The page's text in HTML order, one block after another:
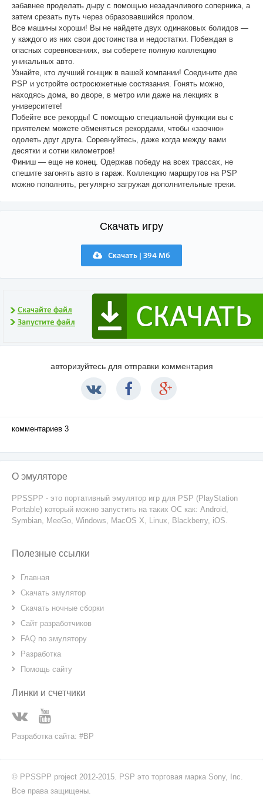
забавнее проделать дыру с помощью незадачливого соперника, а
затем срезать путь через образовавшийся пролом.
Все машины хороши! Вы не найдете двух одинаковых болидов —
у каждого из них свои достоинства и недостатки. Побеждая в
опасных соревнованиях, вы соберете полную коллекцию
уникальных авто.
Узнайте, кто лучший гонщик в вашей компании! Соедините две
PSP и устройте остросюжетные состязания. Гонять можно,
находясь дома, во дворе, в метро или даже на лекциях в
университете!
Побейте все рекорды! С помощью специальной функции вы с
приятелем можете обменяться рекордами, чтобы «заочно»
одолеть друг друга. Соревнуйтесь, даже когда между вами
десятки и сотни километров!
Финиш — еще не конец. Одержав победу на всех трассах, не
спешите загонять авто в гараж. Коллекцию маршрутов на PSP
можно пополнять, регулярно загружая дополнительные треки.
Скачать игру
Скачать | 394 Мб
авторизуйтесь для отправки комментария
комментариев 3
О эмуляторе
PPSSPP - это портативный эмулятор игр для PSP (PlayStation
Portable) который можно запустить на таких ОС как: Android,
Symbian, MeeGo, Windows, MacOS X, Linux, Blackberry, iOS.
Полезные ссылки
Главная
Скачать эмулятор
Скачать ночные сборки
Сайт разработчиков
FAQ по эмулятору
Разработка
Помощь сайту
Линки и счетчики
Разработка сайта: #BP
© PPSSPP project 2012-2015. PSP это торговая марка Sony, Inc.
Все права защищены.